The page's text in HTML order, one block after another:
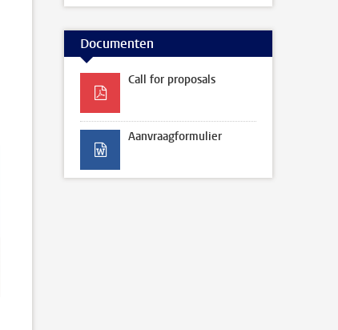
Documenten
Call for proposals
Aanvraagformulier